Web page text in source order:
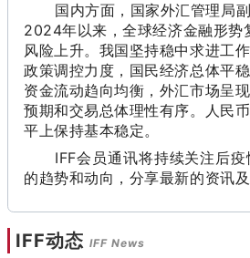
国内方面，国家外汇管理局
2024年以来，全球经济金融形势
风险上升。我国坚持稳中求进工
政策调控力度，国民经济总体平
资金流动趋向均衡，外汇市场呈
预期和交易总体理性有序。人民
平上保持基本稳定。
IFF会员通讯将持续关注后
的趋势和动向，分享最新的资讯及
IFF动态 IFF News